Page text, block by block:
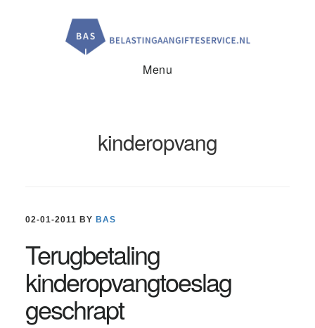
Menu
kinderopvang
02-01-2011 BY BAS
Terugbetaling
kinderopvangtoeslag
geschrapt